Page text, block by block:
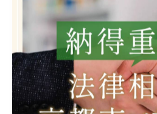
に繁忙期には発行までに日数が
登録に向けて計画的に準備を進
士登録へのポイントとなります。
弁護士登録時のよくあるミス
弁護士登録の際によくあるミス